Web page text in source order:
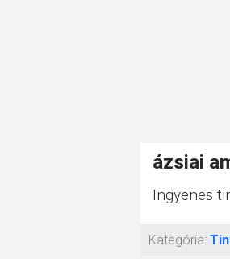
ázsiai
Ingyenes
Kategória: